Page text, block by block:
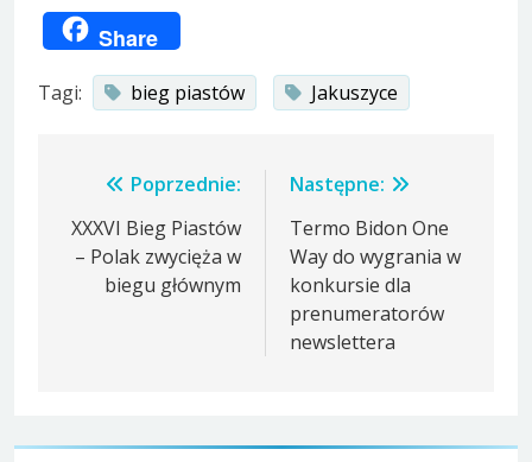
Share
Tagi: bieg piastów Jakuszyce
Nawigacja
wpisu
Poprzednie:
XXXVI Bieg Piastów
– Polak zwycięża w
biegu głównym
Następne:
Termo Bidon One
Way do wygrania w
konkursie dla
prenumeratorów
newslettera